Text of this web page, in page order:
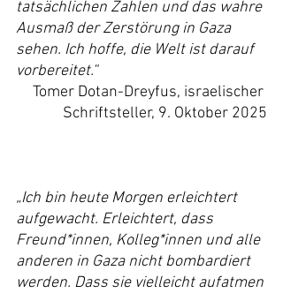
tatsächlichen Zahlen und das wahre
Ausmaß der Zerstörung in Gaza
sehen. Ich hoffe, die Welt ist darauf
vorbereitet.“
Tomer Dotan-Dreyfus, israelischer
Schriftsteller, 9. Oktober 2025
„Ich bin heute Morgen erleichtert
aufgewacht. Erleichtert, dass
Freund*innen, Kolleg*innen und alle
anderen in Gaza nicht bombardiert
werden. Dass sie vielleicht aufatmen